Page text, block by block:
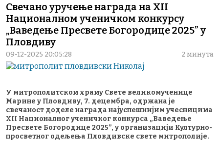
Свечано уручење награда на XII
Националном ученичком конкурсу
„Ваведење Пресвете Богородице 2025” у
Пловдиву
09-12-2025 20:05:28 2 минута
У митрополитском храму Свете великомученице
Марине у Пловдиву, 7. децембра, одржана је
свечаност доделе награда најуспешнијим учесницима
XII Националног ученичког конкурса „Ваведење
Пресвете Богородице 2025”, у организацији Културно-
просветног одељења Пловдивске свете митрополије.